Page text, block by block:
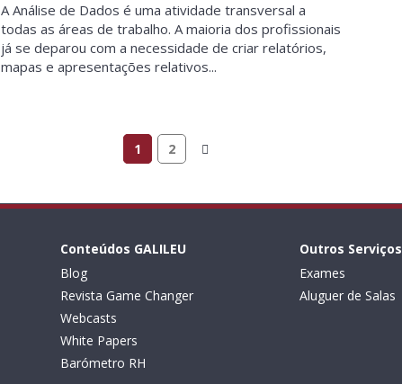
A Análise de Dados é uma atividade transversal a
todas as áreas de trabalho. A maioria dos profissionais
já se deparou com a necessidade de criar relatórios,
mapas e apresentações relativos...
1 2
Conteúdos GALILEU
Blog
Revista Game Changer
Webcasts
White Papers
Barómetro RH
Outros Serviços
Exames
Aluguer de Salas